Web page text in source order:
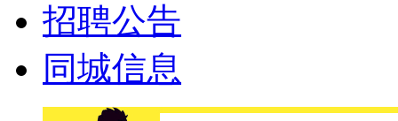
招聘公告
同城信息